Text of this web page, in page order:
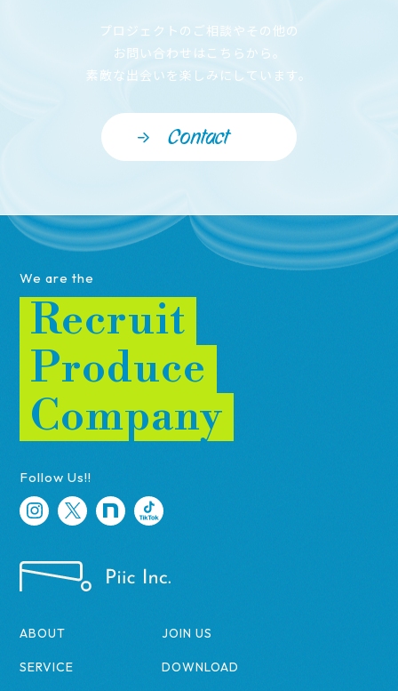
プロジェクトのご相談やその他の
お問い合わせはこちらから。
素敵な出会いを楽しみにしています。
Contact
We are the
Recruit
Produce
Company
Follow Us!!
ABOUT JOIN US
SERVICE DOWNLOAD